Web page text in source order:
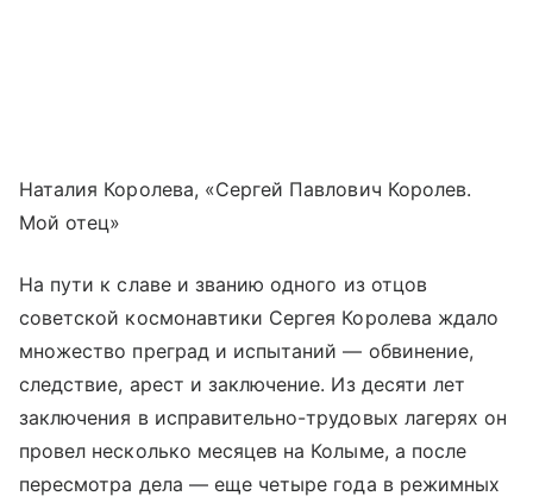
Наталия Королева, «Сергей Павлович Королев.
Мой отец»
На пути к славе и званию одного из отцов
советской космонавтики Сергея Королева ждало
множество преград и испытаний — обвинение,
следствие, арест и заключение. Из десяти лет
заключения в исправительно-трудовых лагерях он
провел несколько месяцев на Колыме, а после
пересмотра дела — еще четыре года в режимных